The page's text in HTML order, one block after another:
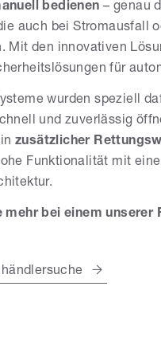
bedienen – genau
auch bei Stromausfall
Mit den innovativen
für
wurden speziell
und zuverlässig
zusätzlicher
Funktionalität mit
mehr bei einem unserer